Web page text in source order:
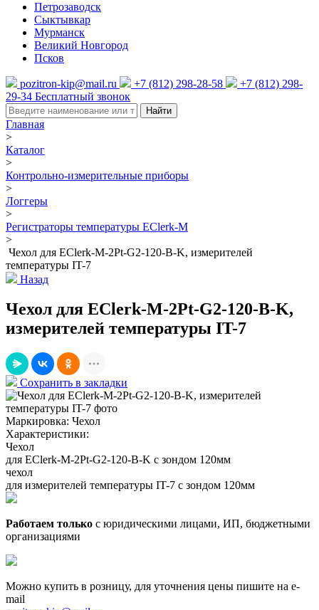
Петрозаводск
Сыктывкар
Мурманск
Великий Новгород
Псков
pozitron-kip@mail.ru +7 (812) 298-28-58
+7 (812) 298-
29-34 Бесплатный звонок
Найти
Главная
>
Каталог
>
Контрольно-измерительные приборы
>
Логгеры
>
Регистраторы температуры EClerk-M
>
Чехол для EClerk-M-2Pt-G2-120-B-K, измерителей
температуры IT-7
Назад
Чехол для EClerk-M-2Pt-G2-120-B-K,
измерителей температуры IT-7
Сохранить в закладки
Маркировка: Чехол
Характеристики:
Чехол
для EClerk-M-2Pt-G2-120-B-K с зондом 120мм
чехол
для измерителей температуры IT-7 с зондом 120мм
Работаем только с юридическими лицами, ИП, бюджетными
организациями
Можно купить в розницу, для уточнения цены пишите на e-
mail